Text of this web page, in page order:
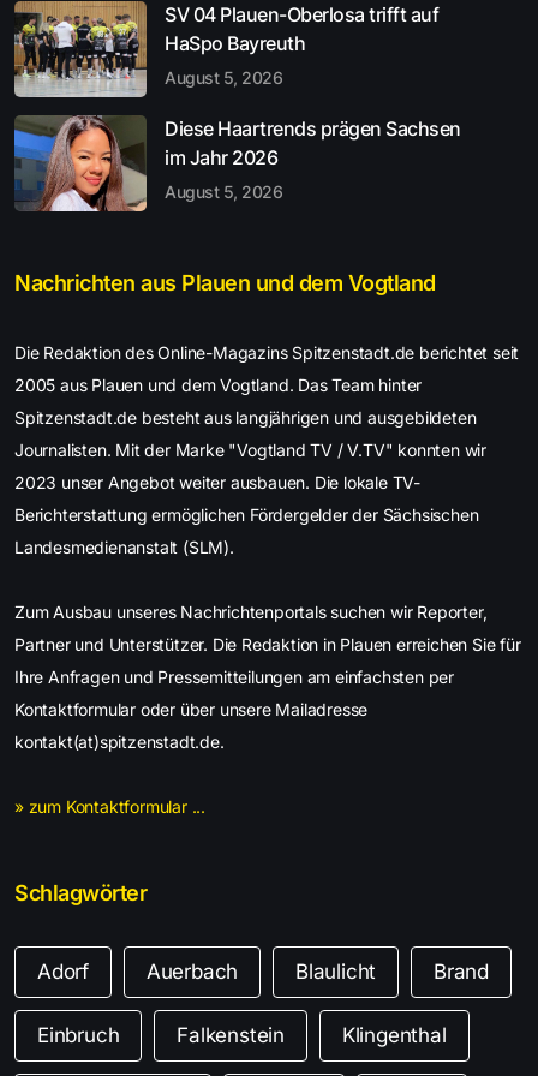
SV 04 Plauen-Oberlosa trifft auf
HaSpo Bayreuth
August 5, 2026
Diese Haartrends prägen Sachsen
im Jahr 2026
August 5, 2026
Nachrichten aus Plauen und dem Vogtland
Die Redaktion des Online-Magazins Spitzenstadt.de berichtet seit
2005 aus Plauen und dem Vogtland. Das Team hinter
Spitzenstadt.de besteht aus langjährigen und ausgebildeten
Journalisten. Mit der Marke "Vogtland TV / V.TV" konnten wir
2023 unser Angebot weiter ausbauen. Die lokale TV-
Berichterstattung ermöglichen Fördergelder der Sächsischen
Landesmedienanstalt (SLM).
Zum Ausbau unseres Nachrichtenportals suchen wir Reporter,
Partner und Unterstützer. Die Redaktion in Plauen erreichen Sie für
Ihre Anfragen und Pressemitteilungen am einfachsten per
Kontaktformular oder über unsere Mailadresse
kontakt(at)spitzenstadt.de.
» zum Kontaktformular ...
Schlagwörter
Adorf Auerbach Blaulicht Brand
Einbruch Falkenstein Klingenthal